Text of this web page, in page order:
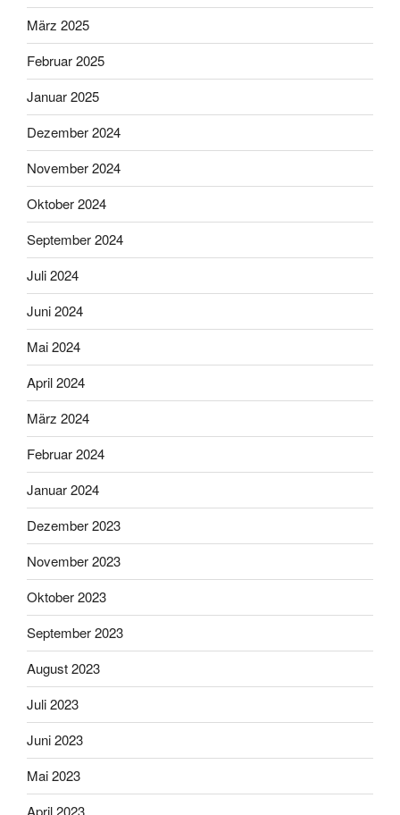
März 2025
Februar 2025
Januar 2025
Dezember 2024
November 2024
Oktober 2024
September 2024
Juli 2024
Juni 2024
Mai 2024
April 2024
März 2024
Februar 2024
Januar 2024
Dezember 2023
November 2023
Oktober 2023
September 2023
August 2023
Juli 2023
Juni 2023
Mai 2023